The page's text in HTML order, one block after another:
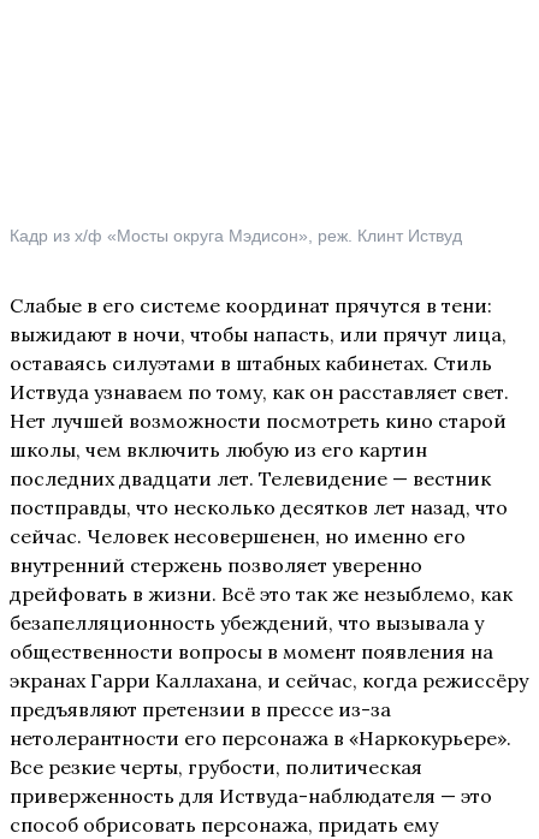
Кадр из х/ф «Мосты округа Мэдисон», реж. Клинт Иствуд
Слабые в его системе координат прячутся в тени:
выжидают в ночи, чтобы напасть, или прячут лица,
оставаясь силуэтами в штабных кабинетах. Стиль
Иствуда узнаваем по тому, как он расставляет свет.
Нет лучшей возможности посмотреть кино старой
школы, чем включить любую из его картин
последних двадцати лет. Телевидение — вестник
постправды, что несколько десятков лет назад, что
сейчас. Человек несовершенен, но именно его
внутренний стержень позволяет уверенно
дрейфовать в жизни. Всё это так же незыблемо, как
безапелляционность убеждений, что вызывала у
общественности вопросы в момент появления на
экранах Гарри Каллахана, и сейчас, когда режиссёру
предъявляют претензии в прессе из-за
нетолерантности его персонажа в «Наркокурьере».
Все резкие черты, грубости, политическая
приверженность для Иствуда-наблюдателя — это
способ обрисовать персонажа, придать ему